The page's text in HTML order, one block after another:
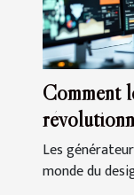
Comment
?
Les
monde du